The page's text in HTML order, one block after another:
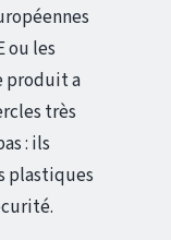
ou les
produit a
très
: ils
plastiques